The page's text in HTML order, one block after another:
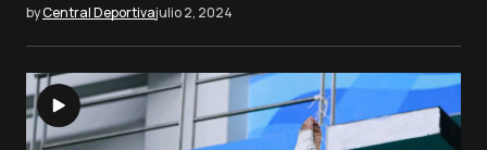
byCentral Deportivajulio 2, 2024